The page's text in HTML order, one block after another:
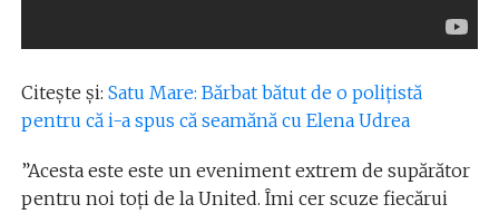
Citește și: Satu Mare: Bărbat bătut de o polițistă
pentru că i-a spus că seamănă cu Elena Udrea
”Acesta este este un eveniment extrem de supărător
pentru noi toți de la United. Îmi cer scuze fiecărui